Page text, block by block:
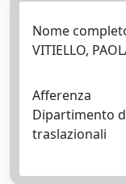
Nome
VITIELLO,
Afferenza
Dipartimento
traslazionali